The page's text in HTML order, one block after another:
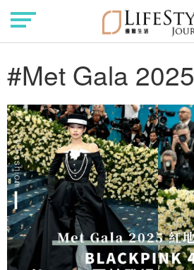
#Met Gala 2025